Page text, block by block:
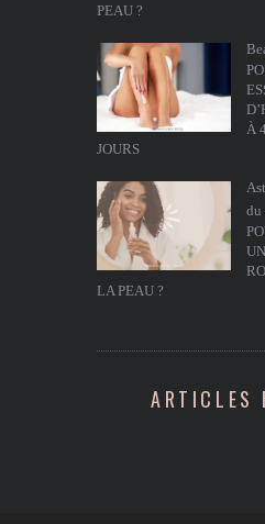
PEAU ?
À
JOURS
du
LA PEAU ?
ARTICLES